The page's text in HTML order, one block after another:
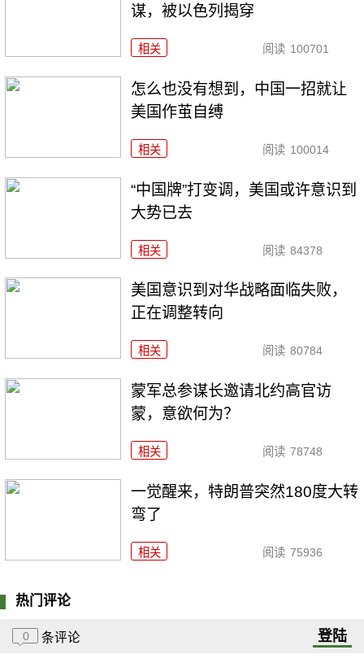
谋，被以色列揭穿
相关 阅读 100701
怎么也没有想到，中国一招就让
美国作茧自缚
相关 阅读 100014
“中国牌”打变调，美国或许意识到
大势已去
相关 阅读 84378
美国意识到对华战略面临失败，
正在调整转向
相关 阅读 80784
​蒙军总参谋长邀请北约高官访
蒙，意欲何为？
相关 阅读 78748
一觉醒来，特朗普突然180度大转
弯了
相关 阅读 75936
热门评论
0 条评论 登陆